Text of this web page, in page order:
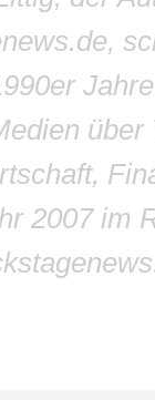
über
2007 im